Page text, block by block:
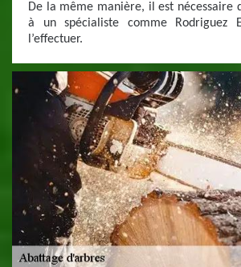
De la même manière, il est nécessaire
à un spécialiste comme Rodriguez
l’effectuer.